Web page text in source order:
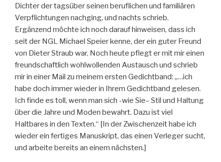
Dichter der tagsüber seinen beruflichen und familiären
Verpflichtungen nachging, und nachts schrieb.
Ergänzend möchte ich noch darauf hinweisen, dass ich
seit der NGL Michael Speier kenne, der ein guter Freund
von Dieter Straub war. Noch heute pflegt er mit mir einen
freundschaftlich wohlwollenden Austausch und schrieb
mir in einer Mail zu meinem ersten Gedichtband: „…ich
habe doch immer wieder in Ihrem Gedichtband gelesen.
Ich finde es toll, wenn man sich -wie Sie– Stil und Haltung
über die Jahre und Moden bewahrt. Dazu ist viel
Haltbares in den Texten.“ [In der Zwischenzeit habe ich
wieder ein fertiges Manuskript, das einen Verleger sucht,
und arbeite bereits an einem nächsten.]